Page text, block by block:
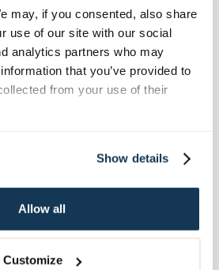
may, if you consented, also share
use of our site with our social
analytics partners who may
that you’ve provided to
from your use of their
Show details
Allow all
Customize
– då vet man att man
arbetsterapeut Nära
er kunskap och
vård är.